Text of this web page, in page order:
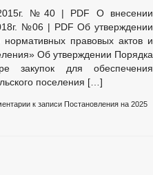
№40 | PDF О внесении
№06 | PDF Об утверждении
правовых актов и
Об утверждении Порядка
закупок для обеспечения
поселения […]
к записи Постановления на 2025